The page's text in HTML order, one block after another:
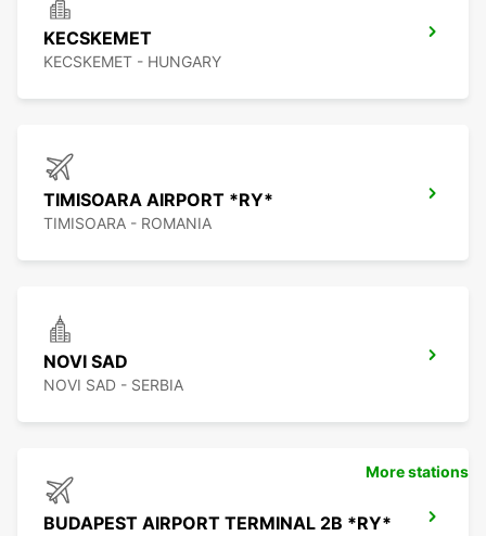
KECSKEMET
KECSKEMET - HUNGARY
TIMISOARA AIRPORT *RY*
TIMISOARA - ROMANIA
NOVI SAD
NOVI SAD - SERBIA
BUDAPEST AIRPORT TERMINAL 2B *RY*
More stations